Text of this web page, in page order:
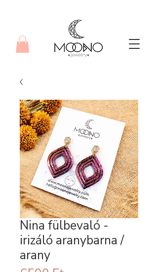
Nina fülbevaló -
irizáló aranybarna /
arany